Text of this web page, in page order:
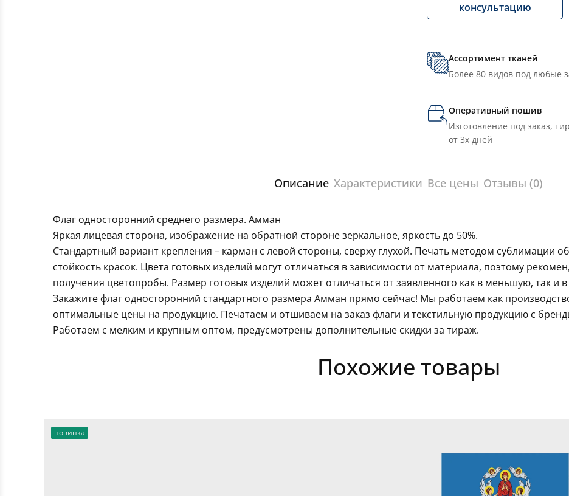
консультацию
Ассортимент тканей
Более 80 видов под любые
Оперативный пошив
Изготовление под заказ,
от 3х дней
Описание Характеристики Все цены Отзывы (0)
Флаг односторонний среднего размера. Амман
Яркая лицевая сторона, изображение на обратной стороне зеркальное, яркость до 50%.
Стандартный вариант крепления – карман с левой стороны, сверху глухой. Печать методом сублимации
стойкость красок. Цвета готовых изделий могут отличаться в зависимости от материала, поэтому
получения цветопробы. Размер готовых изделий может отличаться от заявленного как в меньшую, так и
Закажите флаг односторонний стандартного размера Амман прямо сейчас! Мы работаем как
оптимальные цены на продукцию. Печатаем и отшиваем на заказ флаги и текстильную продукцию с
Работаем с мелким и крупным оптом, предусмотрены дополнительные скидки за тираж.
Похожие товары
новинка